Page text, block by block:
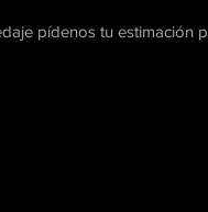
pídenos tu estimación